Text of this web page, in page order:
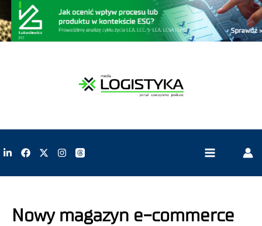
Nowy magazyn e-commerce